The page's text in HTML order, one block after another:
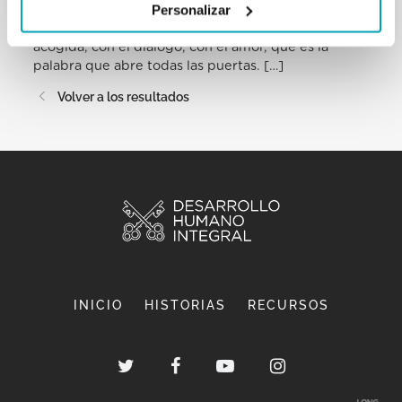
Personalizar
diferente, en el migrante, un peligro, el mal, el
enemigo a echar?». Se vence con el abrazo, con la
acogida, con el diálogo, con el amor, que es la
palabra que abre todas las puertas. […]
Volver a los resultados
INICIO HISTORIAS RECURSOS